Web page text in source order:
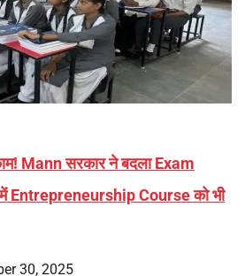
Mann सरकार ने बदला Exam
Entrepreneurship Course को भी
30, 2025